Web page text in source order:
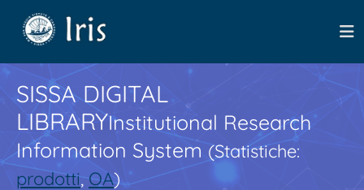
SISSA DIGITAL
LIBRARYInstitutional Research
Information System(Statistiche:
prodotti,OA)